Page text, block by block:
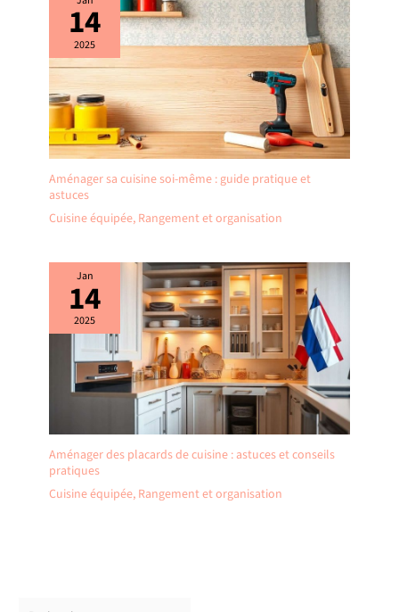
14
2025
Aménager sa cuisine soi-même : guide pratique et
astuces
Cuisine équipée, Rangement et organisation
Jan
14
2025
Aménager des placards de cuisine : astuces et conseils
pratiques
Cuisine équipée, Rangement et organisation